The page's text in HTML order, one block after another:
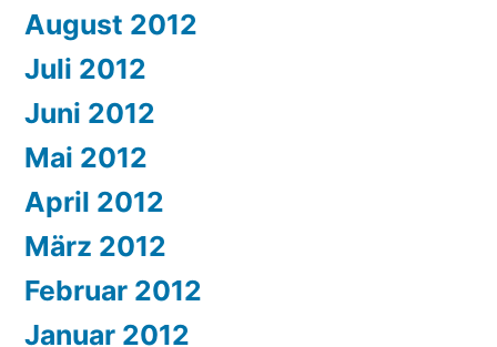
August 2012
Juli 2012
Juni 2012
Mai 2012
April 2012
März 2012
Februar 2012
Januar 2012